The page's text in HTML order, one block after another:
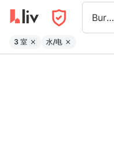
Burnaby
3 室 水/电